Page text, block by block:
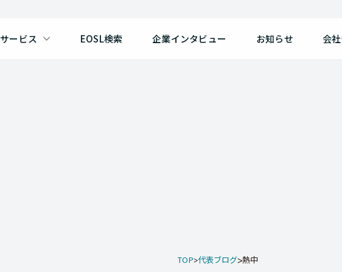
サービス EOSL検索 企業インタビュー お知らせ 会
TOP 代表ブログ 熱中